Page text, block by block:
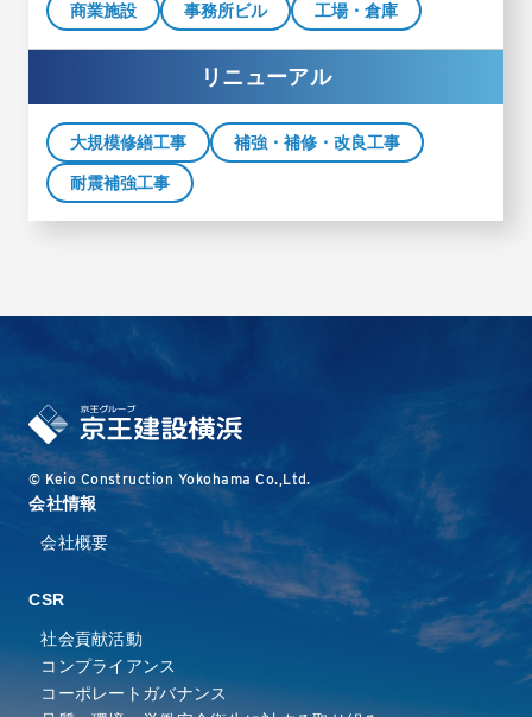
商業施設 事務所ビル 工場・倉庫
リニューアル
大規模修繕工事 補強・補修・改良工事
耐震補強工事
© Keio Construction Yokohama Co.,Ltd.
会社情報
会社概要
CSR
社会貢献活動
コンプライアンス
コーポレートガバナンス